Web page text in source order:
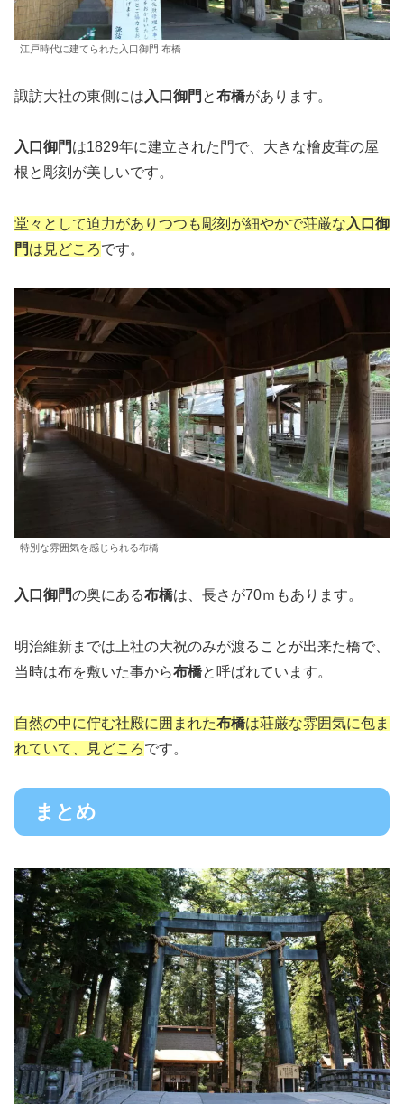
江戸時代に建てられた入口御門 布橋
諏訪大社の東側には 入口御門 と布橋があります。
入口御門は1829年に建立された門で、大きな檜皮葺の屋
根と彫刻が美しいです。
堂々として迫力がありつつも彫刻が細やかで荘厳な 入口御
門は見どころです。
特別な雰囲気を感じられる布橋
入口御門の奥にある布橋は、長さが70ｍもあります。
明治維新までは上社の大祝のみが渡ることが出来た橋で、
当時は布を敷いた事から布橋と呼ばれています。
自然の中に佇む社殿に囲まれた布橋は荘厳な雰囲気に包ま
れていて、見どころです。
まとめ